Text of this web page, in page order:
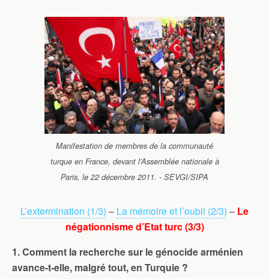
Manifestation de membres de la communauté
turque en France, devant l'Assemblée nationale à
Paris, le 22 décembre 2011. - SEVGI/SIPA
L’extermination (1/3) – La mémoire et l’oubli (2/3) – Le
négationnisme d’Etat turc (3/3)
1. Comment la recherche sur le génocide arménien
avance-t-elle, malgré tout, en Turquie ?